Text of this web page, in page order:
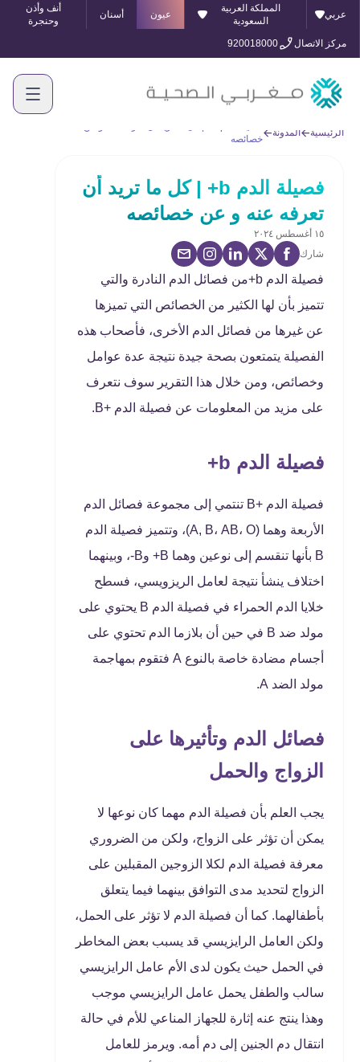
عربي
المملكة العربية
السعودية
عيون أسنان
أنف وأذن
وحنجرة
مركز الاتصال
920018000
الرئيسية المدونة
خصائصه
فصيلة الدم b+ | كل ما تريد أن
تعرفه عنه و عن خصائصه
١٥ أغسطس ٢٠٢٤
شارك
فصيلة الدم b+من فصائل الدم النادرة والتي
تتميز بأن لها الكثير من الخصائص التي تميزها
عن غيرها من فصائل الدم الأخرى، فأصحاب هذه
الفصيلة يتمتعون بصحة جيدة نتيجة عدة عوامل
وخصائص، ومن خلال هذا التقرير سوف نتعرف
على مزيد من المعلومات عن فصيلة الدم +B.
فصيلة الدم b+
فصيلة الدم +B تنتمي إلى مجموعة فصائل الدم
الأربعة وهما (A, B، AB، O)، وتتميز فصيلة الدم
B بأنها تنقسم إلى نوعين وهما B+ وB-، وبينهما
اختلاف ينشأ نتيجة لعامل الريزويسي، فسطح
خلايا الدم الحمراء في فصيلة الدم B يحتوي على
مولد ضد B في حين أن بلازما الدم تحتوي على
أجسام مضادة خاصة بالنوع A فتقوم بمهاجمة
مولد الضد A.
فصائل الدم وتأثيرها على
الزواج والحمل
يجب العلم بأن فصيلة الدم مهما كان نوعها لا
يمكن أن تؤثر على الزواج، ولكن من الضروري
معرفة فصيلة الدم لكلا الزوجين المقبلين على
الزواج لتحديد مدى التوافق بينهما فيما يتعلق
بأطفالهما. كما أن فصيلة الدم لا تؤثر على الحمل،
ولكن العامل الرايزيسي قد يسبب بعض المخاطر
في الحمل حيث يكون لدى الأم عامل الرايزيسي
سالب والطفل يحمل عامل الرايزيسي موجب
وهذا ينتج عنه إثارة للجهاز المناعي للأم في حالة
انتقال دم الجنين إلى دم أمه. ويرمز للعامل